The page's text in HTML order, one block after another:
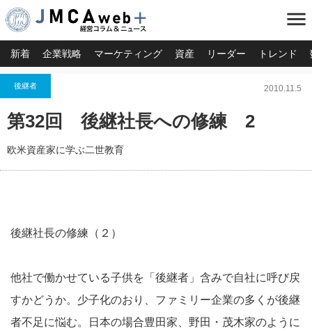
menu
新着 企業戦略 マーケティング 資産 リーダー トレンド
後継者 2010.11.5
第32回 後継社長への修練 2
欧米資産家に学ぶ二世教育
後継社長の修練（２）
他社で働かせている子供を「後継者」含みで自社に呼び戻
すかどうか。少子化のおり、ファミリー企業の多くが後継
者不足に悩む。日本の場合豊田家、野田・茂木家のように